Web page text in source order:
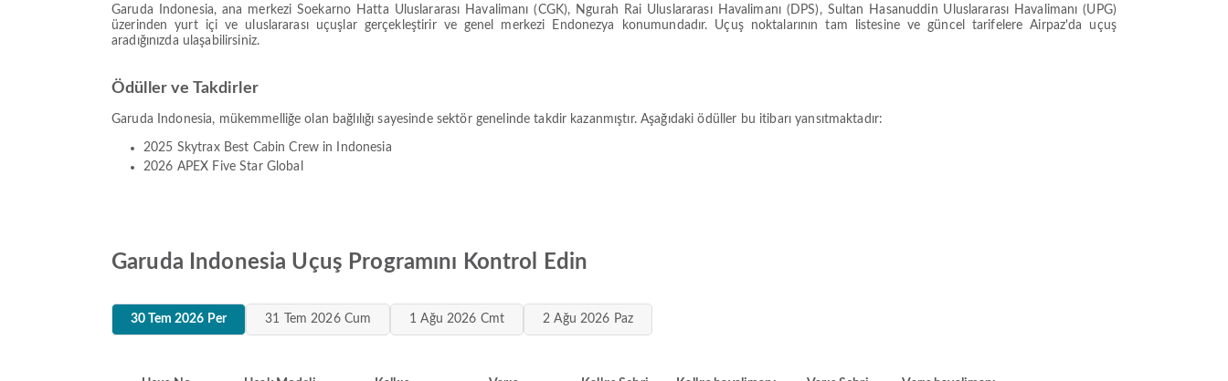
Garuda Indonesia, ana merkezi Soekarno Hatta Uluslararası Havalimanı (CGK), Ngurah Rai Uluslararası Havalimanı (DPS), Sultan Hasanuddin Uluslararası Havalimanı (UPG)
üzerinden yurt içi ve uluslararası uçuşlar gerçekleştirir ve genel merkezi Endonezya konumundadır. Uçuş noktalarının tam listesine ve güncel tarifelere Airpaz'da uçuş
aradığınızda ulaşabilirsiniz.
Ödüller ve Takdirler
Garuda Indonesia, mükemmelliğe olan bağlılığı sayesinde sektör genelinde takdir kazanmıştır. Aşağıdaki ödüller bu itibarı yansıtmaktadır:
2025 Skytrax Best Cabin Crew in Indonesia
2026 APEX Five Star Global
Garuda Indonesia Uçuş Programını Kontrol Edin
30 Tem 2026 Per 31 Tem 2026 Cum 1 Ağu 2026 Cmt 2 Ağu 2026 Paz